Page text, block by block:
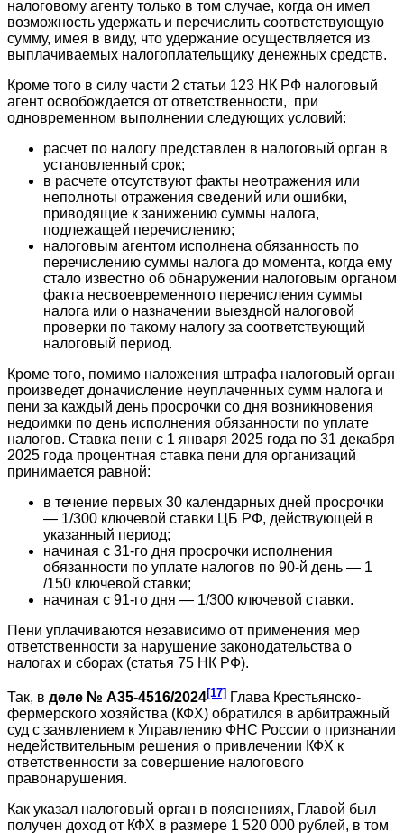
налоговому агенту только в том случае, когда он имел
возможность удержать и перечислить соответствующую
сумму, имея в виду, что удержание осуществляется из
выплачиваемых налогоплательщику денежных средств.
Кроме того в силу части 2 статьи 123 НК РФ налоговый
агент освобождается от ответственности, при
одновременном выполнении следующих условий:
расчет по налогу представлен в налоговый орган в
установленный срок;
в расчете отсутствуют факты неотражения или
неполноты отражения сведений или ошибки,
приводящие к занижению суммы налога,
подлежащей перечислению;
налоговым агентом исполнена обязанность по
перечислению суммы налога до момента, когда ему
стало известно об обнаружении налоговым органом
факта несвоевременного перечисления суммы
налога или о назначении выездной налоговой
проверки по такому налогу за соответствующий
налоговый период.
Кроме того, помимо наложения штрафа налоговый орган
произведет доначиcление неуплаченных сумм налога и
пени за каждый день просрочки со дня возникновения
недоимки по день исполнения обязанности по уплате
налогов. Ставка пени с 1 января 2025 года по 31 декабря
2025 года процентная ставка пени для организаций
принимается равной:
в течение первых 30 календарных дней просрочки
— 1/300 ключевой ставки ЦБ РФ, действующей в
указанный период;
начиная с 31-го дня просрочки исполнения
обязанности по уплате налогов по 90-й день — 1
/150 ключевой ставки;
начиная с 91-го дня — 1/300 ключевой ставки.
Пени уплачиваются независимо от применения мер
ответственности за нарушение законодательства о
налогах и сборах (статья 75 НК РФ).
Так, в деле № А35-4516/2024[17] Глава Крестьянско-
фермерского хозяйства (КФХ) обратился в арбитражный
суд с заявлением к Управлению ФНС России о признании
недействительным решения о привлечении КФХ к
ответственности за совершение налогового
правонарушения.
Как указал налоговый орган в пояснениях, Главой был
получен доход от КФХ в размере 1 520 000 рублей, в том